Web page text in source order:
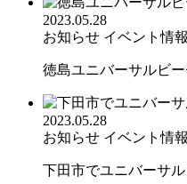
2023.05.28
お知らせ イベント情報
徳島ユニバーサルビ
2023.05.28
お知らせ イベント情報
下田市でユニバーサ